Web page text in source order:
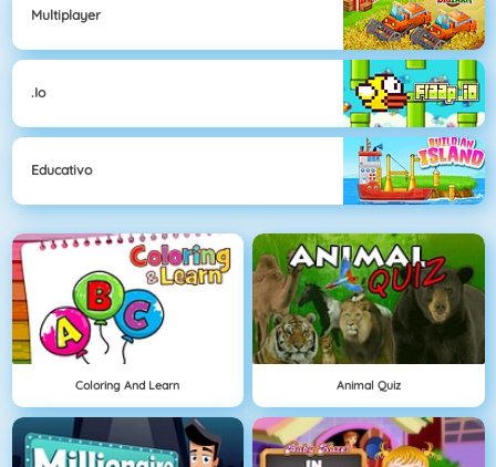
Multiplayer
.io
Educativo
Coloring And Learn Animal Quiz